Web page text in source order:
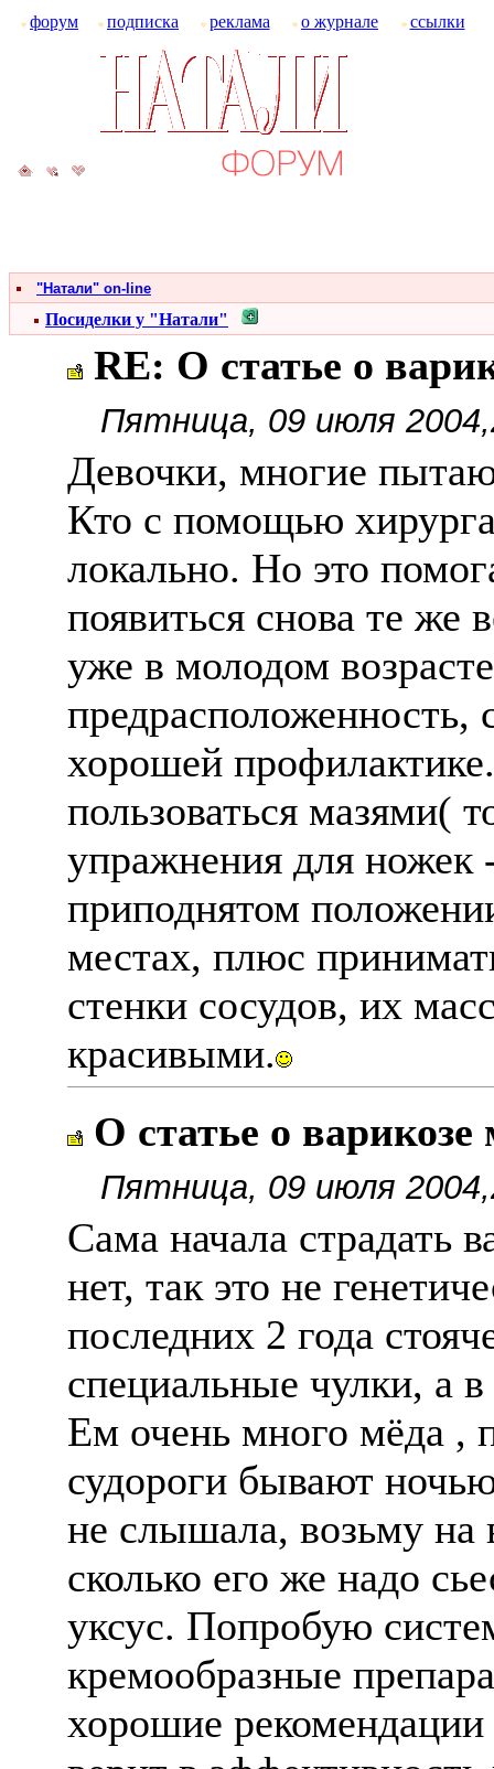
форум подписка реклама о журнале ссылки
"Натали" on-line
Посиделки у "Натали"
RE: О статье о
Пятница, 09 июля
Девочки, многие
Кто с помощью
локально. Но это
появиться снова те же
уже в молодом
предрасположенность,
хорошей
пользоваться мазями(
упражнения для ножек
приподнятом
местах, плюс
стенки сосудов, их
красивыми.
О статье о
Пятница, 09 июля
Сама начала страдать
нет, так это не
последних 2 года
специальные чулки, а
Ем очень много мëда ,
судороги бывают
не слышала, возьму
сколько его же надо
уксус. Попробую
кремообразные
хорошие